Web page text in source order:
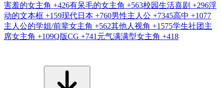
害羞的女主角 +426有呆毛的女主角 +563校园生活喜剧 +296浮
动的文本框 +159现代日本 +760男性主人公 +7345高中 +1077
主人公的学姐/前辈女主角 +562其他人视角 +1575学生社团主
席女主角 +109Q版CG +741 元气满满型女主角 +418